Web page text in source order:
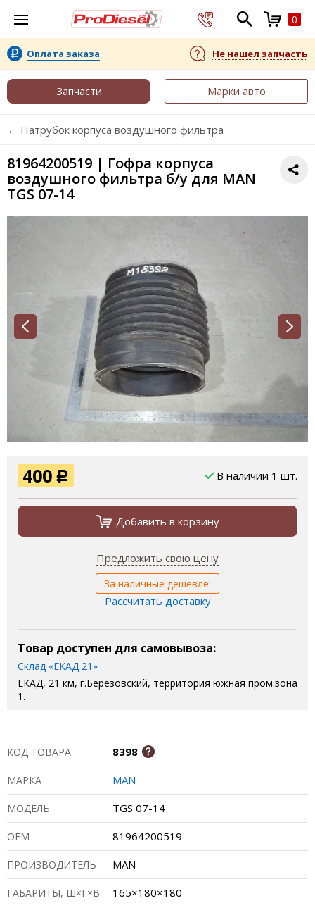
0
Оплата заказа Не нашел запчасть
Запчасти Марки авто
← Патрубок корпуса воздушного фильтра
81964200519 | Гофра корпуса
воздушного фильтра б/у для MAN
TGS 07-14
400 Р В наличии 1 шт.
Добавить в корзину
Предложить свою цену
За наличные дешевле!
Рассчитать доставку
Товар доступен для самовывоза:
Склад «ЕКАД 21»
ЕКАД, 21 км, г.Березовский, территория южная пром.зона
1.
КОД ТОВАРА 8398
МАРКА MAN
МОДЕЛЬ TGS 07-14
ОЕМ 81964200519
ПРОИЗВОДИТЕЛЬ MAN
ГАБАРИТЫ, Ш×Г×В 165×180×180